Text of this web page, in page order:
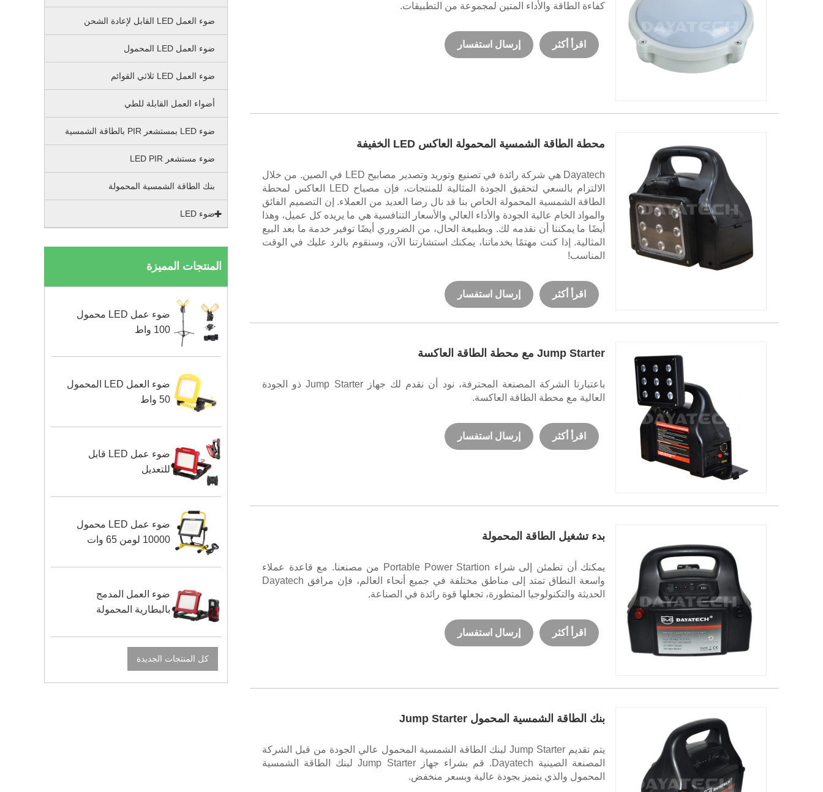
ضوء العمل LED القابل لإعادة الشحن
ضوء العمل LED المحمول
ضوء العمل LED ثلاثي القوائم
أضواء العمل القابلة للطي
ضوء LED بمستشعر PIR بالطاقة الشمسية
ضوء مستشعر LED PIR
بنك الطاقة الشمسية المحمولة
ضوء LED
المنتجات المميزة
ضوء عمل LED محمول
100 واط
ضوء العمل LED المحمول
50 واط
ضوء عمل LED قابل
للتعديل
ضوء عمل LED محمول
10000 لومن 65 وات
ضوء العمل المدمج
بالبطارية المحمولة
كل المنتجات الجديدة
كفاءة الطاقة والأداء المتين لمجموعة من التطبيقات.
اقرأ أكثر إرسال استفسار
محطة الطاقة الشمسية المحمولة العاكس LED الخفيفة
Dayatech هي شركة رائدة في تصنيع وتوريد وتصدير مصابيح LED في الصين. من خلال
الالتزام بالسعي لتحقيق الجودة المثالية للمنتجات، فإن مصباح LED العاكس لمحطة
الطاقة الشمسية المحمولة الخاص بنا قد نال رضا العديد من العملاء. إن التصميم الفائق
والمواد الخام عالية الجودة والأداء العالي والأسعار التنافسية هي ما يريده كل عميل، وهذا
أيضًا ما يمكننا أن نقدمه لك. وبطبيعة الحال، من الضروري أيضًا توفير خدمة ما بعد البيع
المثالية. إذا كنت مهتمًا بخدماتنا، يمكنك استشارتنا الآن، وسنقوم بالرد عليك في الوقت
المناسب!
اقرأ أكثر إرسال استفسار
Jump Starter مع محطة الطاقة العاكسة
باعتبارنا الشركة المصنعة المحترفة، نود أن نقدم لك جهاز Jump Starter ذو الجودة
العالية مع محطة الطاقة العاكسة.
اقرأ أكثر إرسال استفسار
بدء تشغيل الطاقة المحمولة
يمكنك أن تطمئن إلى شراء Portable Power Startion من مصنعنا. مع قاعدة عملاء
واسعة النطاق تمتد إلى مناطق مختلفة في جميع أنحاء العالم، فإن مرافق Dayatech
الحديثة والتكنولوجيا المتطورة، تجعلها قوة رائدة في الصناعة.
اقرأ أكثر إرسال استفسار
بنك الطاقة الشمسية المحمول Jump Starter
يتم تقديم Jump Starter لبنك الطاقة الشمسية المحمول عالي الجودة من قبل الشركة
المصنعة الصينية Dayatech. قم بشراء جهاز Jump Starter لبنك الطاقة الشمسية
المحمول والذي يتميز بجودة عالية وبسعر منخفض.